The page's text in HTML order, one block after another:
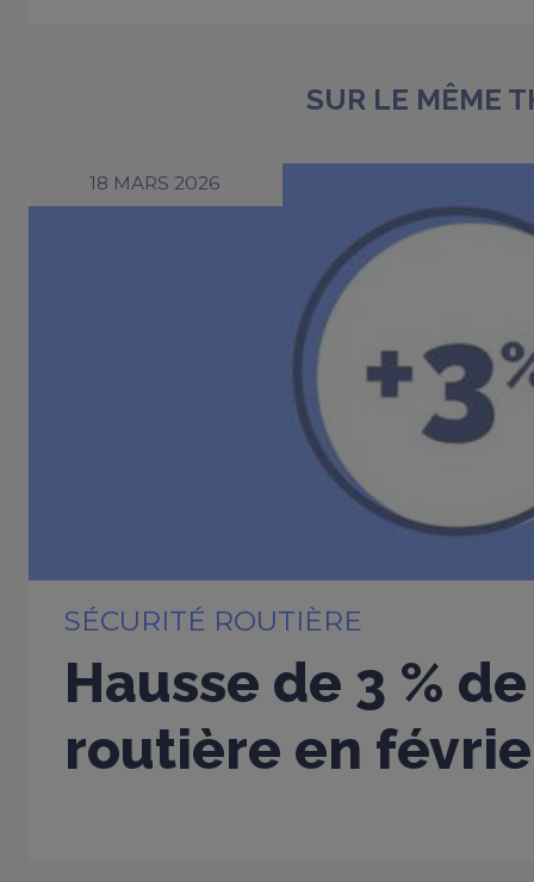
SUR LE MÊME
18 MARS 2026
SÉCURITÉ ROUTIÈRE
Hausse de 3 %
routière en